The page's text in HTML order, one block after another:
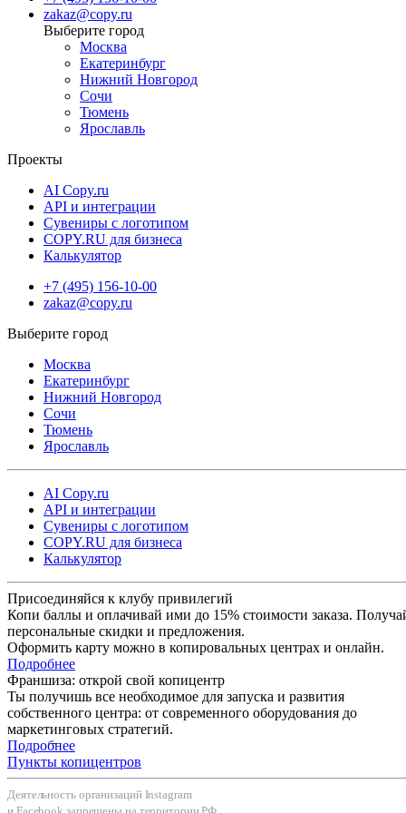
zakaz@copy.ru
Москва
Екатеринбург
Нижний Новгород
Сочи
Тюмень
Ярославль
Проекты
AI Copy.ru
API и интеграции
Сувениры с логотипом
COPY.RU для бизнеса
Калькулятор
+7 (495) 156-10-00
zakaz@copy.ru
Москва
Екатеринбург
Нижний Новгород
Сочи
Тюмень
Ярославль
AI Copy.ru
API и интеграции
Сувениры с логотипом
COPY.RU для бизнеса
Калькулятор
Присоединяйся к клубу привилегий
Копи баллы и оплачивай ими до 15% стоимости заказа.
персональные скидки и предложения.
Оформить карту можно в копировальных центрах и онлайн.
Подробнее
Франшиза: открой свой копицентр
Ты получишь все необходимое для запуска и развития
собственного центра: от современного оборудования до
маркетинговых стратегий.
Подробнее
Пункты копицентров
Деятельность организаций Instagram